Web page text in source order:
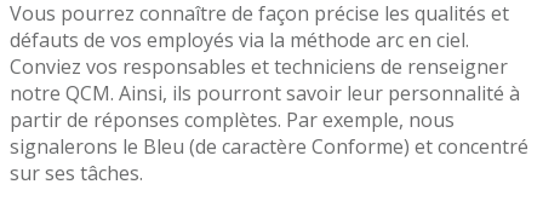
Vous pourrez connaître de façon précise les qualités et
défauts de vos employés via la méthode arc en ciel.
Conviez vos responsables et techniciens de renseigner
notre QCM. Ainsi, ils pourront savoir leur personnalité à
partir de réponses complètes. Par exemple, nous
signalerons le Bleu (de caractère Conforme) et concentré
sur ses tâches.